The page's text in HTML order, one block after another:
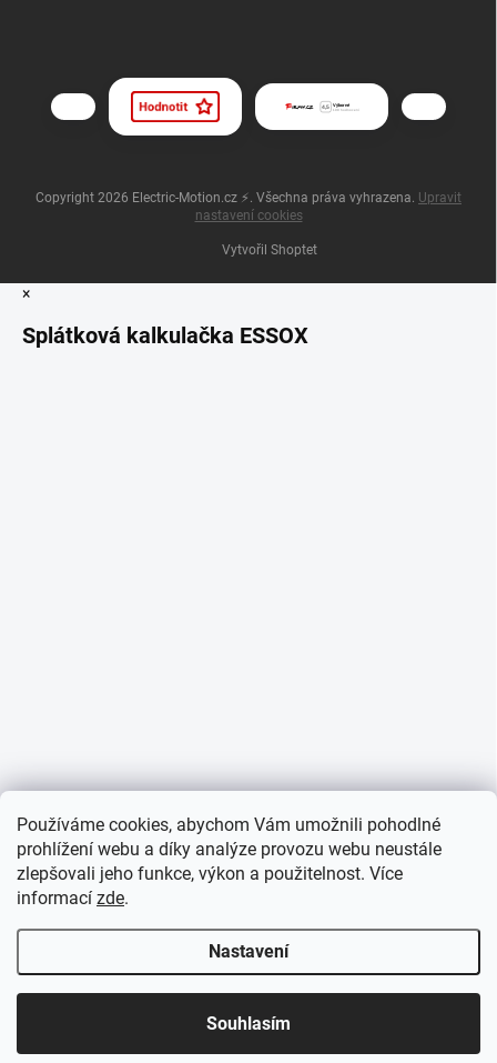
Používáme cookies, abychom Vám umožnili pohodlné
prohlížení webu a díky analýze provozu webu neustále
zlepšovali jeho funkce, výkon a použitelnost. Více
informací zde.
Nastavení
Souhlasím
Vytvořil Shoptet
Copyright 2026 Electric-Motion.cz ⚡. Všechna práva vyhrazena. Upravit
nastavení cookies
×
Splátková kalkulačka ESSOX